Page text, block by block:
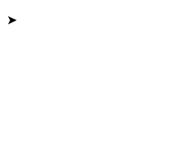
➤